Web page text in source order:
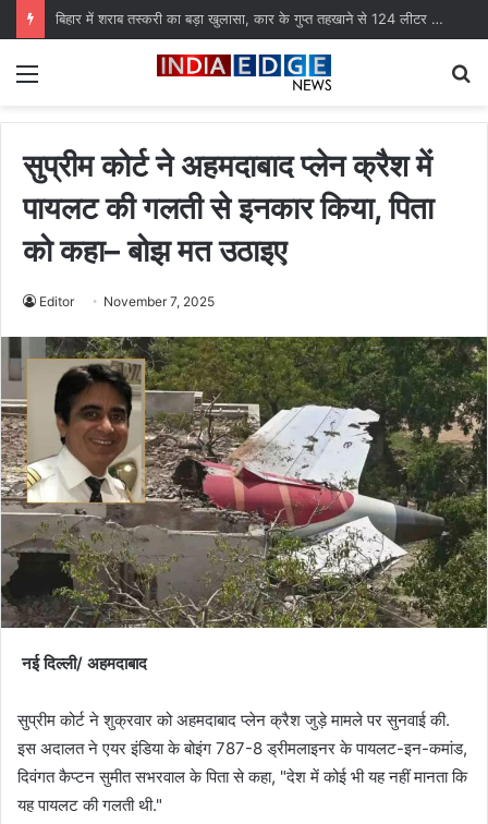
बिहार में शराब तस्करी का बड़ा खुलासा, कार के गुप्त तहखाने से 124 लीटर शराब बरामद
Menu
सुप्रीम कोर्ट ने अहमदाबाद प्लेन क्रैश में
पायलट की गलती से इनकार किया, पिता
को कहा– बोझ मत उठाइए
Editor November 7, 2025
नई दिल्ली/ अहमदाबाद
सुप्रीम कोर्ट ने शुक्रवार को अहमदाबाद प्लेन क्रैश जुड़े मामले पर सुनवाई की.
इस अदालत ने एयर इंडिया के बोइंग 787-8 ड्रीमलाइनर के पायलट-इन-कमांड,
दिवंगत कैप्टन सुमीत सभरवाल के पिता से कहा, "देश में कोई भी यह नहीं मानता कि
यह पायलट की गलती थी."